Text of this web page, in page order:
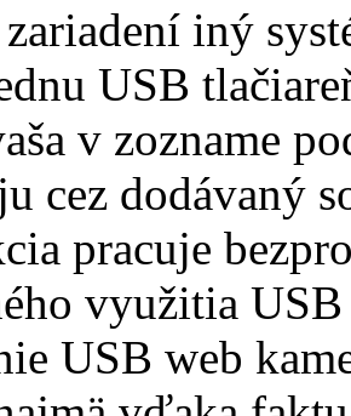
iný
USB
v zozname
cez dodávaný
pracuje
využitia
USB web